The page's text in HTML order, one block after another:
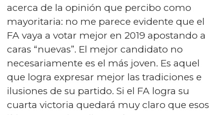
acerca de la opinión que percibo como
mayoritaria: no me parece evidente que el
FA vaya a votar mejor en 2019 apostando a
caras “nuevas”. El mejor candidato no
necesariamente es el más joven. Es aquel
que logra expresar mejor las tradiciones e
ilusiones de su partido. Si el FA logra su
cuarta victoria quedará muy claro que esos